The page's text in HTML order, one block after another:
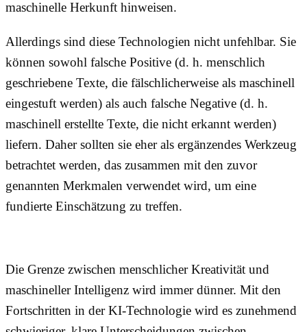
maschinelle Herkunft hinweisen.
Allerdings sind diese Technologien nicht unfehlbar. Sie
können sowohl falsche Positive (d. h. menschlich
geschriebene Texte, die fälschlicherweise als maschinell
eingestuft werden) als auch falsche Negative (d. h.
maschinell erstellte Texte, die nicht erkannt werden)
liefern. Daher sollten sie eher als ergänzendes Werkzeug
betrachtet werden, das zusammen mit den zuvor
genannten Merkmalen verwendet wird, um eine
fundierte Einschätzung zu treffen.
Die Grenze zwischen menschlicher Kreativität und
maschineller Intelligenz wird immer dünner. Mit den
Fortschritten in der KI-Technologie wird es zunehmend